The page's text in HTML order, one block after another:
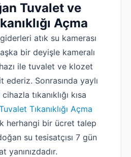
Tuvalet ve
Açma
atık su kamerası
bir deyişle kameralı
ile tuvalet ve klozet
ederiz. Sonrasında yaylı
tıkanıklığı kısa
Tıkanıklığı Açma
herhangi bir ücret talep
su tesisatçısı 7 gün
yanınızdadır.